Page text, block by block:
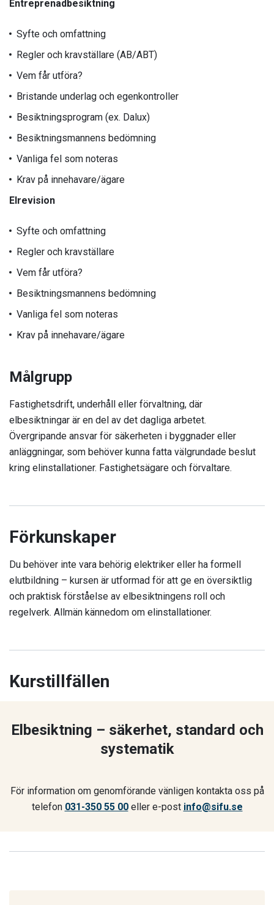
Entreprenadbesiktning
Syfte och omfattning
Regler och kravställare (AB/ABT)
Vem får utföra?
Bristande underlag och egenkontroller
Besiktningsprogram (ex. Dalux)
Besiktningsmannens bedömning
Vanliga fel som noteras
Krav på innehavare/ägare
Elrevision
Syfte och omfattning
Regler och kravställare
Vem får utföra?
Besiktningsmannens bedömning
Vanliga fel som noteras
Krav på innehavare/ägare
Målgrupp
Fastighetsdrift, underhåll eller förvaltning, där
elbesiktningar är en del av det dagliga arbetet.
Övergripande ansvar för säkerheten i byggnader eller
anläggningar, som behöver kunna fatta välgrundade beslut
kring elinstallationer. Fastighetsägare och förvaltare.
Förkunskaper
Du behöver inte vara behörig elektriker eller ha formell
elutbildning – kursen är utformad för att ge en översiktlig
och praktisk förståelse av elbesiktningens roll och
regelverk. Allmän kännedom om elinstallationer.
Kurstillfällen
Elbesiktning – säkerhet, standard och
systematik
För information om genomförande vänligen kontakta oss på
telefon 031-350 55 00eller e-post info@sifu.se